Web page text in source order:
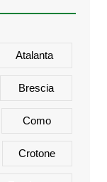
Atalanta
Brescia
Como
Crotone